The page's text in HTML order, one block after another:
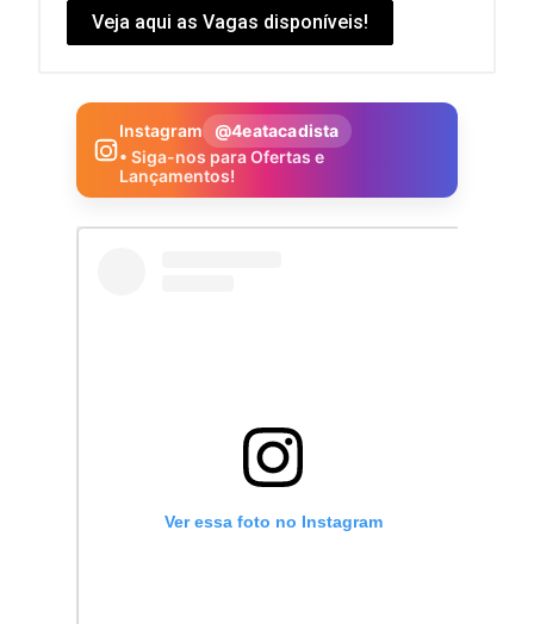
Veja aqui as Vagas disponíveis!
Instagram
@4eatacadista
• Siga-nos para Ofertas e
Lançamentos!
Ver essa foto no Instagram